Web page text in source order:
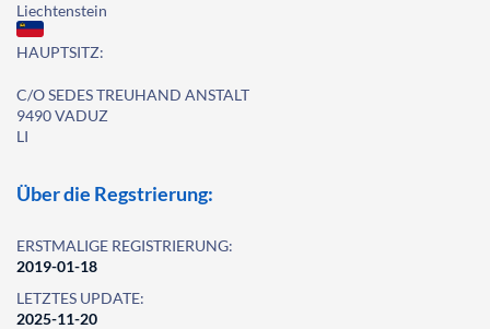
Liechtenstein
HAUPTSITZ:
C/O SEDES TREUHAND ANSTALT
9490 VADUZ
LI
Über die Regstrierung:
ERSTMALIGE REGISTRIERUNG:
2019-01-18
LETZTES UPDATE:
2025-11-20